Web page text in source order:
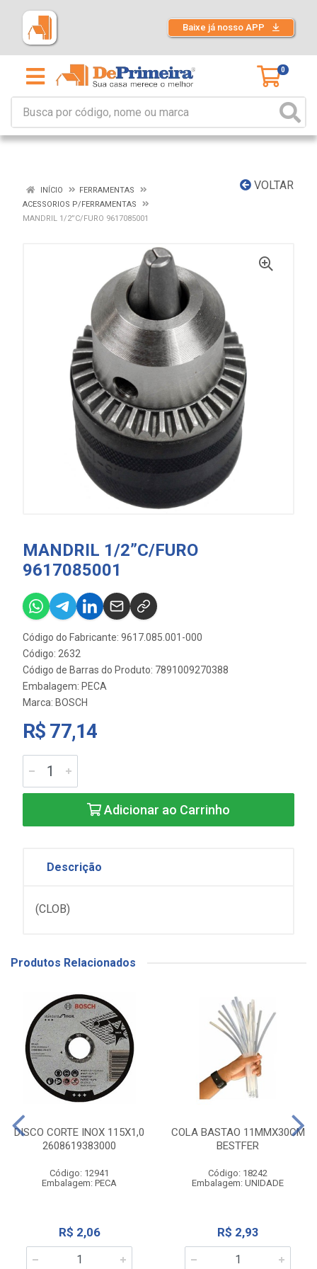
Baixe já nosso APP
0
VOLTAR
INÍCIO
FERRAMENTAS
ACESSORIOS P/FERRAMENTAS
MANDRIL 1/2”C/FURO 9617085001
MANDRIL 1/2”C/FURO
9617085001
Código do Fabricante: 9617.085.001-000
Código: 2632
Código de Barras do Produto: 7891009270388
Embalagem: PECA
Marca: BOSCH
R$ 77,14
Adicionar ao Carrinho
Descrição
(CLOB)
Produtos Relacionados
DISCO CORTE INOX 115X1,0
2608619383000
Código: 12941
Embalagem: PECA
R$ 2,06
COLA BASTAO 11MMX30CM
BESTFER
Código: 18242
Embalagem: UNIDADE
R$ 2,93